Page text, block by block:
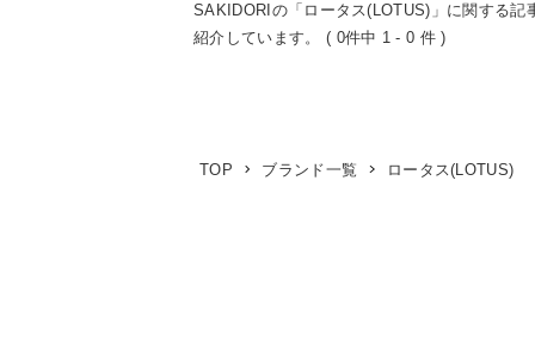
SAKIDORIの「ロータス(LOTUS)」に関する
紹介しています。 ( 0件中 1 - 0 件 )
TOP ブランド一覧 ロータス(LOTUS)